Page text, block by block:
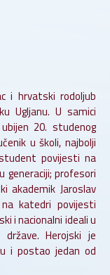
i hrvatski rodoljub
Ugljanu. U samici
20. studenog
u školi, najbolji
povijesti na
generaciji; profesori
akademik Jaroslav
katedri povijesti
i nacionalni ideali u
Herojski je
i postao jedan od